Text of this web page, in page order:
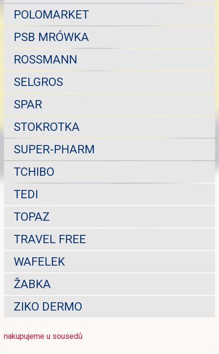
POLOMARKET
PSB MRÓWKA
ROSSMANN
SELGROS
SPAR
STOKROTKA
SUPER-PHARM
TCHIBO
TEDI
TOPAZ
TRAVEL FREE
WAFELEK
ŽABKA
ZIKO DERMO
nakupujeme u sousedů